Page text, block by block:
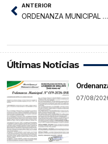
ANTERIOR
ORDENANZA MUNICIPAL N° 012 -2025-MPL
Últimas Noticias
07/08/